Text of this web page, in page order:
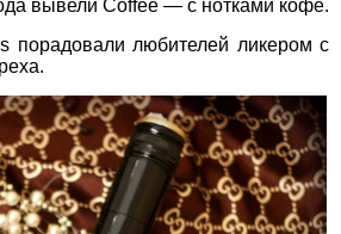
вывели Coffee — с нотками кофе.
порадовали любителей ликером с